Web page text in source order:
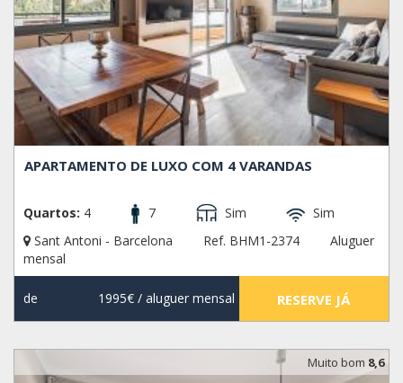
APARTAMENTO DE LUXO COM 4 VARANDAS
Quartos: 4 7 Sim
Sim
Sant Antoni - Barcelona
Ref. BHM1-2374
Aluguer
mensal
de 1995€/ aluguer mensal RESERVE JÁ
Muito bom 8,6